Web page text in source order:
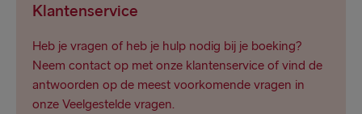
Klantenservice
Heb je vragen of heb je hulp nodig bij je boeking?
Neem contact op met onze klantenservice of vind de
antwoorden op de meest voorkomende vragen in
onze Veelgestelde vragen.